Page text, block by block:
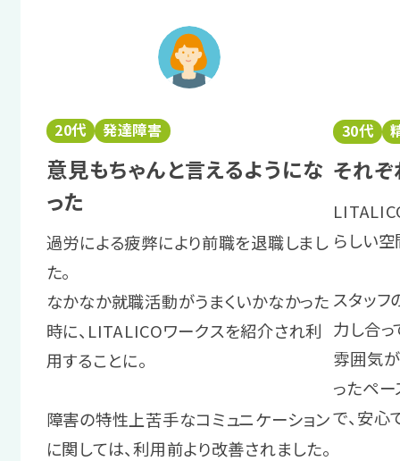
20代 発達障害
意見もちゃんと言えるようにな
った
過労による疲弊により前職を退職しまし
た。
なかなか就職活動がうまくいかなかった
時に、LITALICOワークスを紹介され利
用することに。
障害の特性上苦手なコミュニケーション
に関しては、利用前より改善されました。
30代
それ
らしい空
スタッ
力し合っ
雰囲気
ったペ
で、安心